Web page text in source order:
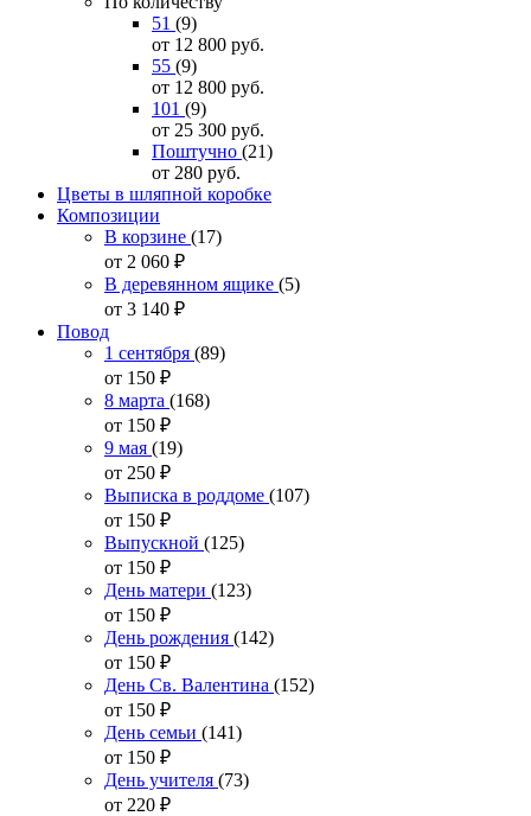
51 (9)
от 12 800 руб.
55 (9)
от 12 800 руб.
101 (9)
от 25 300 руб.
Поштучно (21)
от 280 руб.
Цветы в шляпной коробке
Композиции
В корзине (17)
от 2 060 ₽
В деревянном ящике (5)
от 3 140 ₽
Повод
1 сентября (89)
от 150 ₽
8 марта (168)
от 150 ₽
9 мая (19)
от 250 ₽
Выписка в роддоме (107)
от 150 ₽
Выпускной (125)
от 150 ₽
День матери (123)
от 150 ₽
День рождения (142)
от 150 ₽
День Св. Валентина (152)
от 150 ₽
День семьи (141)
от 150 ₽
День учителя (73)
от 220 ₽